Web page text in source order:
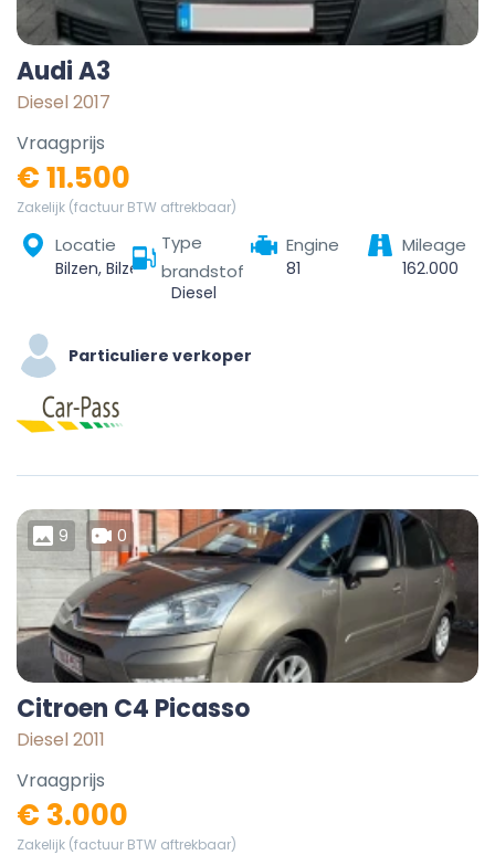
Audi A3
Diesel 2017
Vraagprijs
€ 11.500
Zakelijk (factuur BTW aftrekbaar)
Locatie
Bilzen, Bilzen-Hoeselt, Tongeren, Limburg, Vlaanderen, 3740, België
Type
brandstof
Diesel
Engine
81
Mileage
162.000
Particuliere verkoper
9 0
Citroen C4 Picasso
Diesel 2011
Vraagprijs
€ 3.000
Zakelijk (factuur BTW aftrekbaar)